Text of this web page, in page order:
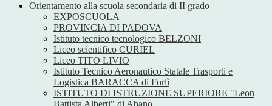
Orientamento alla scuola secondaria di II grado
EXPOSCUOLA
PROVINCIA DI PADOVA
Istituto tecnico tecnologico BELZONI
Liceo scientifico CURIEL
Liceo TITO LIVIO
Istituto Tecnico Aeronautico Statale Trasporti e
Logistica BARACCA di Forlì
ISTITUTO DI ISTRUZIONE SUPERIORE "Leon